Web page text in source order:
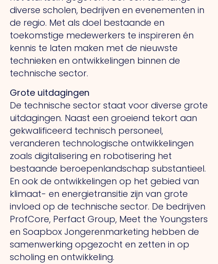
diverse scholen, bedrijven en evenementen in
de regio. Met als doel bestaande en
toekomstige medewerkers te inspireren én
kennis te laten maken met de nieuwste
technieken en ontwikkelingen binnen de
technische sector.
Grote uitdagingen
De technische sector staat voor diverse grote
uitdagingen. Naast een groeiend tekort aan
gekwalificeerd technisch personeel,
veranderen technologische ontwikkelingen
zoals digitalisering en robotisering het
bestaande beroepenlandschap substantieel.
En ook de ontwikkelingen op het gebied van
klimaat- en energietransitie zijn van grote
invloed op de technische sector. De bedrijven
ProfCore, Perfact Group, Meet the Youngsters
en Soapbox Jongerenmarketing hebben de
samenwerking opgezocht en zetten in op
scholing en ontwikkeling.